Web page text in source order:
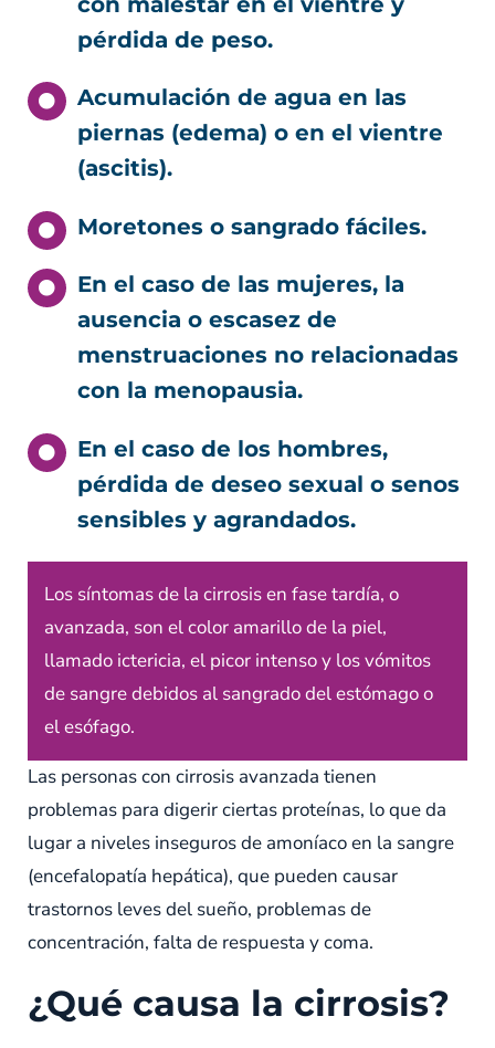
pérdida de peso.
Acumulación de agua en las
piernas (edema) o en el vientre
(ascitis).
Moretones o sangrado fáciles.
En el caso de las mujeres, la
ausencia o escasez de
menstruaciones no relacionadas
con la menopausia.
En el caso de los hombres,
pérdida de deseo sexual o senos
sensibles y agrandados.
Los síntomas de la cirrosis en fase tardía, o
avanzada, son el color amarillo de la piel,
llamado ictericia, el picor intenso y los vómitos
de sangre debidos al sangrado del estómago o
el esófago.
Las personas con cirrosis avanzada tienen
problemas para digerir ciertas proteínas, lo que da
lugar a niveles inseguros de amoníaco en la sangre
(encefalopatía hepática), que pueden causar
trastornos leves del sueño, problemas de
concentración, falta de respuesta y coma.
¿Qué causa la cirrosis?